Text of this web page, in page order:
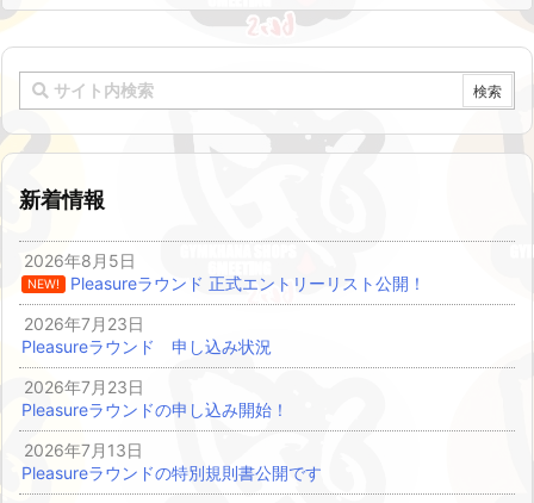
新着情報
2026年8月5日
NEW!
Pleasureラウンド 正式エントリーリスト公開！
2026年7月23日
Pleasureラウンド 申し込み状況
2026年7月23日
Pleasureラウンドの申し込み開始！
2026年7月13日
Pleasureラウンドの特別規則書公開です